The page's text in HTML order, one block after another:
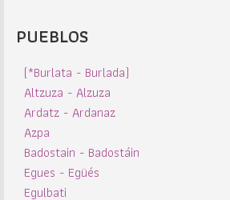
PUEBLOS
(*Burlata - Burlada)
Altzuza - Alzuza
Ardatz - Ardanaz
Azpa
Badostain - Badostáin
Egues - Egüés
Egulbati